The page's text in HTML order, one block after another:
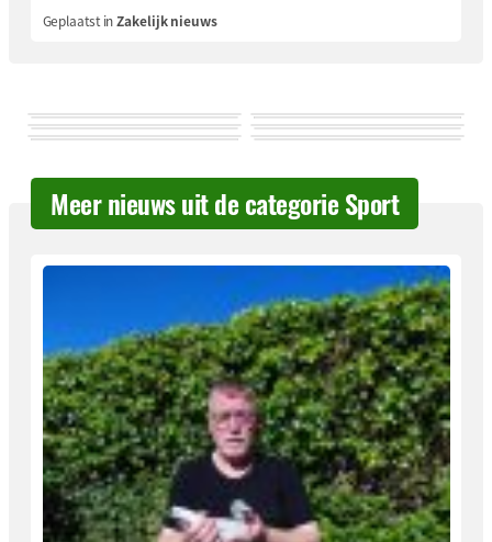
Geplaatst inZakelijk nieuws
Meer nieuws uit de categorie Sport